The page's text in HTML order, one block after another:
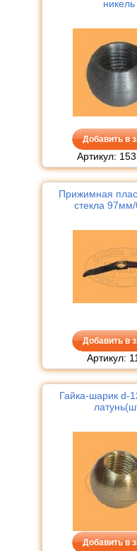
никель
Добавить в
Артикул:
Прижимная
стекла
Добавить в
Артикул:
Гайка-шарик
Добавить в